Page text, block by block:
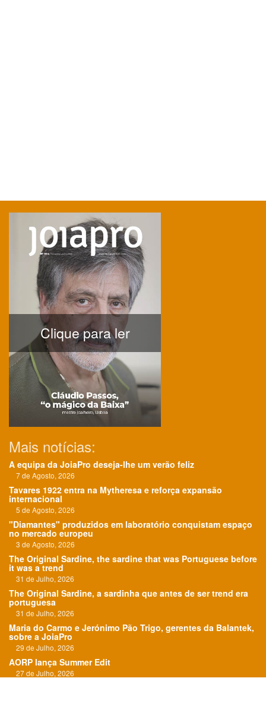
Clique para ler
Mais notícias:
A equipa da JoiaPro deseja-lhe um verão feliz
7 de Agosto, 2026
Tavares 1922 entra na Mytheresa e reforça expansão
internacional
5 de Agosto, 2026
"Diamantes" produzidos em laboratório conquistam espaço
no mercado europeu
3 de Agosto, 2026
The Original Sardine, the sardine that was Portuguese before
it was a trend
31 de Julho, 2026
The Original Sardine, a sardinha que antes de ser trend era
portuguesa
31 de Julho, 2026
Maria do Carmo e Jerónimo Pão Trigo, gerentes da Balantek,
sobre a JoiaPro
29 de Julho, 2026
AORP lança Summer Edit
27 de Julho, 2026